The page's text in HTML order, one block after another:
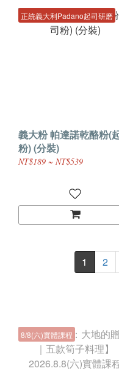
正統義大利Padano起司研磨
義大粉 帕達諾乾酪粉(
粉) (分裝)
NT$189 ~ NT$539
1 2
8/8(六)實體課程